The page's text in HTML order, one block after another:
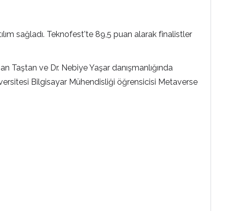
sağladı. Teknofest'te 89,5 puan alarak finalistler
Taştan ve Dr. Nebiye Yaşar danışmanlığında
Bilgisayar Mühendisliği öğrensicisi Metaverse